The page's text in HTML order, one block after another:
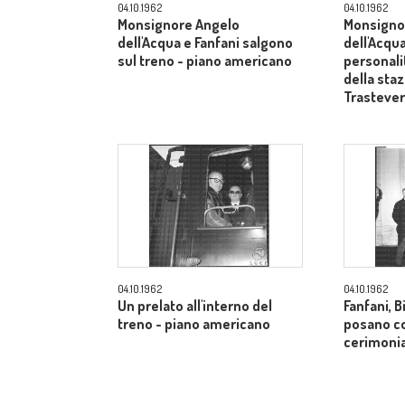
04.10.1962
Monsignore Angelo
dell'Acqua e Fanfani salgono
sul treno - piano americano
04.10.1962
della
04.10.1962
Un prelato all'interno del
treno - piano americano
04.10.1962
Fanfani,
posano